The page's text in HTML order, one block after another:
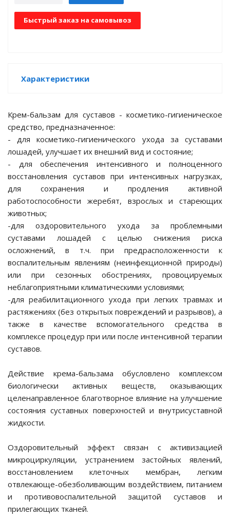
веществ
материалы
Быстрый заказ на самовывоз
Характеристики
Крем-бальзам для суставов - косметико-гигиеническое
средство, предназначенное:
- для косметико-гигиенического ухода за суставами
лошадей, улучшает их внешний вид и состояние;
- для обеспечения интенсивного и полноценного
восстановления суставов при интенсивных нагрузках,
для сохранения и продления активной
работоспособности жеребят, взрослых и стареющих
животных;
-для оздоровительного ухода за проблемными
суставами лошадей с целью снижения риска
осложнений, в т.ч. при предрасположенности к
воспалительным явлениям (неинфекционной природы)
или при сезонных обострениях, провоцируемых
неблагоприятными климатическими условиями;
-для реабилитационного ухода при легких травмах и
растяжениях (без открытых повреждений и разрывов), а
также в качестве вспомогательного средства в
комплексе процедур при или после интенсивной терапии
суставов.
Действие крема-бальзама обусловлено комплексом
биологически активных веществ, оказывающих
целенаправленное благотворное влияние на улучшение
состояния суставных поверхностей и внутрисуставной
жидкости.
Оздоровительный эффект связан с активизацией
микроциркуляции, устранением застойных явлений,
восстановлением клеточных мембран, легким
отвлекающе-обезболивающим воздействием, питанием
и противовоспалительной защитой суставов и
прилегающих тканей.